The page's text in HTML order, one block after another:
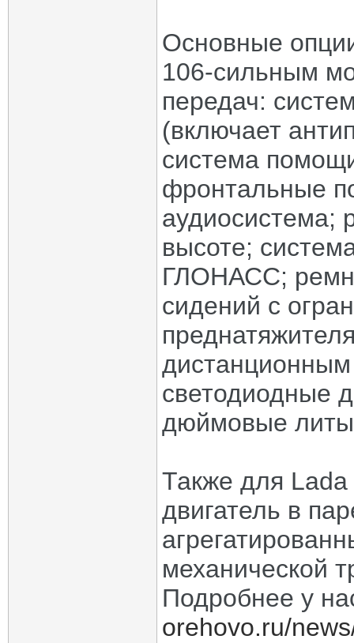
Основные
106-сильным
передач:
(включает
система
фронтальные
аудиосистема;
высоте;
ГЛОНАСС;
сидений с
светодиодные
дюймовые
Также для
двигатель в
механической
Подробнее у
orehovo.ru/